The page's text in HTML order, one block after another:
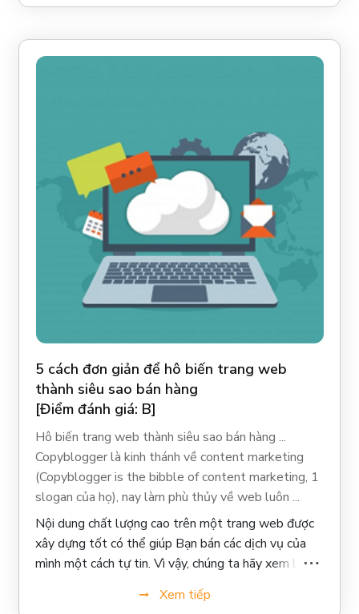
5 cách đơn giản để hô biến trang web
thành siêu sao bán hàng
[Điểm đánh giá: B]
Hô biến trang web thành siêu sao bán hàng ...
Copyblogger là kinh thánh về content marketing
(Copyblogger is the bibble of content marketing, 1
slogan của họ), nay làm phù thủy về web luôn ...
Nội dung chất lượng cao trên một trang web được
xây dựng tốt có thể giúp Bạn bán các dịch vụ của
mình một cách tự tin. Vì vậy, chúng ta hãy xem làm
một nhân viên bán hàng tốt hơn cho doanh nghiệp
Xem tiếp